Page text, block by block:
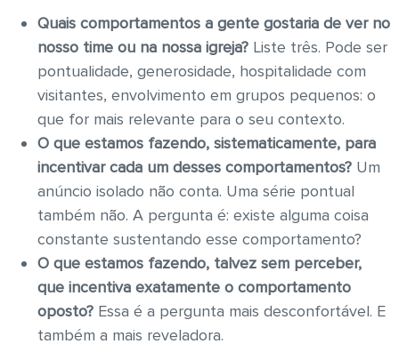
Quais comportamentos a gente gostaria de ver no
nosso time ou na nossa igreja? Liste três. Pode ser
pontualidade, generosidade, hospitalidade com
visitantes, envolvimento em grupos pequenos: o
que for mais relevante para o seu contexto.
O que estamos fazendo, sistematicamente, para
incentivar cada um desses comportamentos? Um
anúncio isolado não conta. Uma série pontual
também não. A pergunta é: existe alguma coisa
constante sustentando esse comportamento?
O que estamos fazendo, talvez sem perceber,
que incentiva exatamente o comportamento
oposto? Essa é a pergunta mais desconfortável. E
também a mais reveladora.